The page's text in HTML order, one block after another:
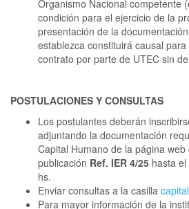
Organismo Nacional competente
condición para el ejercicio de la
presentación de la
establezca constituirá causal
contrato por parte de UTEC sin
POSTULACIONES Y CONSULTAS
Los postulantes deberán
adjuntando la documentación
Capital Humano de la página
publicación Ref. IER 4/25 hasta
hs.
Enviar consultas a la casilla
Para mayor información de la